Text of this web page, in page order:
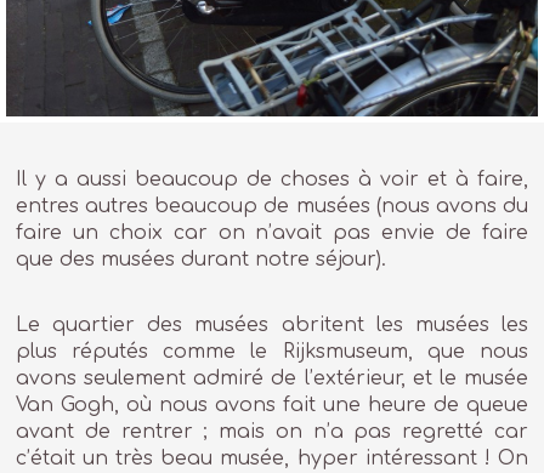
Il y a aussi beaucoup de choses à voir et à faire,
entres autres beaucoup de musées (nous avons du
faire un choix car on n’avait pas envie de faire
que des musées durant notre séjour).
Le quartier des musées abritent les musées les
plus réputés comme le Rijksmuseum, que nous
avons seulement admiré de l’extérieur, et le musée
Van Gogh, où nous avons fait une heure de queue
avant de rentrer ; mais on n’a pas regretté car
c’était un très beau musée, hyper intéressant ! On